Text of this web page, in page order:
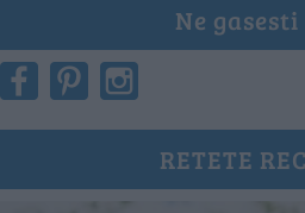
Ne gasesti
RETETE